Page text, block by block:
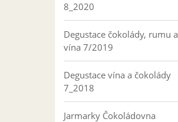
8_2020
Degustace čokolády, rumu a
vína 7/2019
Degustace vína a čokolády
7_2018
Jarmarky Čokoládovna